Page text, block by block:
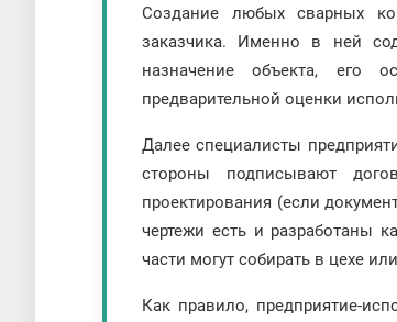
Создание любых сварных
заказчика. Именно в ней
назначение объекта, его
предварительной оценки
Далее специалисты
стороны подписывают
проектирования (если
чертежи есть и разработаны
части могут собирать в цехе
Как правило, предприятие-